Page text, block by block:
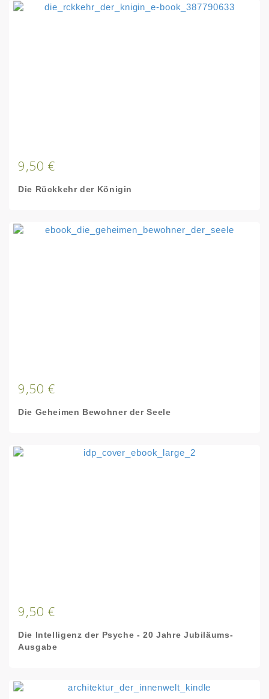
9,50 €
Die Rückkehr der Königin
9,50 €
Die Geheimen Bewohner der Seele
9,50 €
Die Intelligenz der Psyche - 20 Jahre Jubiläums-
Ausgabe